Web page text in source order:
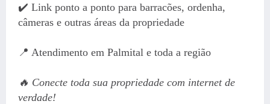
✔️ Link ponto a ponto para barracões, ordenha,
câmeras e outras áreas da propriedade
📍 Atendimento em Palmital e toda a região
🔥 Conecte toda sua propriedade com internet de
verdade!